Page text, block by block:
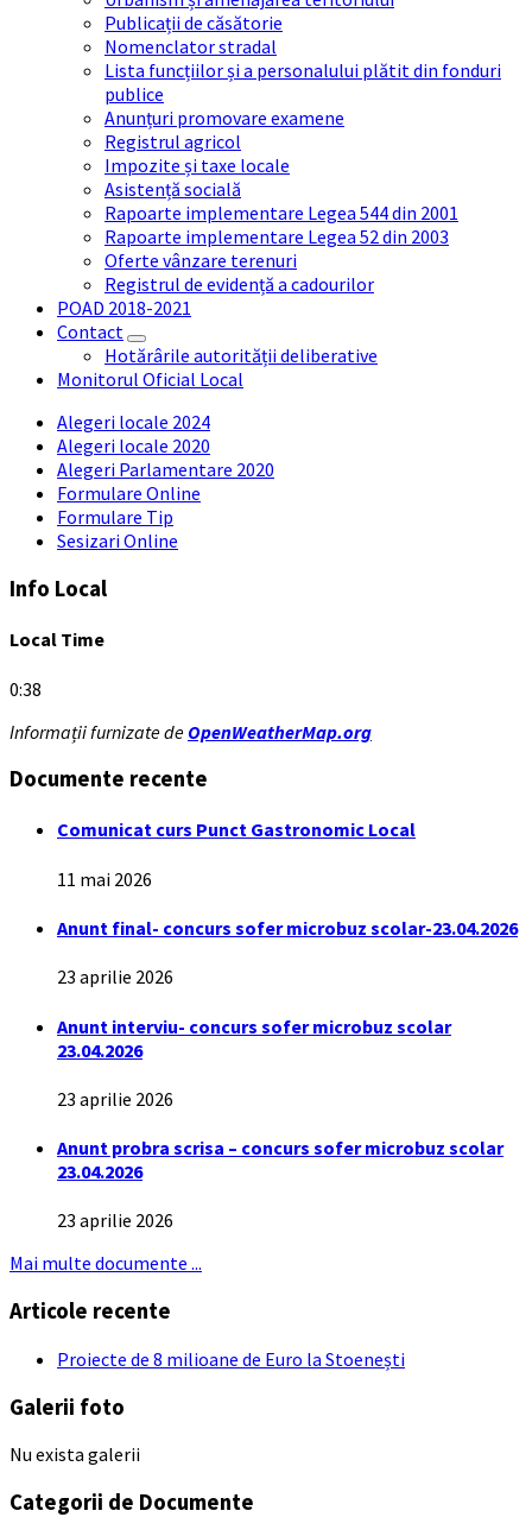
Publicații de căsătorie
Nomenclator stradal
Lista funcțiilor și a personalului plătit din fonduri
publice
Anunțuri promovare examene
Registrul agricol
Impozite și taxe locale
Asistență socială
Rapoarte implementare Legea 544 din 2001
Rapoarte implementare Legea 52 din 2003
Oferte vânzare terenuri
Registrul de evidență a cadourilor
POAD 2018-2021
Contact
Hotărârile autorității deliberative
Monitorul Oficial Local
Alegeri locale 2024
Alegeri locale 2020
Alegeri Parlamentare 2020
Formulare Online
Formulare Tip
Sesizari Online
Info Local
Local Time
0:38
Informații furnizate de OpenWeatherMap.org
Documente recente
Comunicat curs Punct Gastronomic Local
11 mai 2026
Anunt final- concurs sofer microbuz scolar-23.04.2026
23 aprilie 2026
Anunt interviu- concurs sofer microbuz scolar
23.04.2026
23 aprilie 2026
Anunt probra scrisa – concurs sofer microbuz scolar
23.04.2026
23 aprilie 2026
Mai multe documente ...
Articole recente
Proiecte de 8 milioane de Euro la Stoenești
Galerii foto
Nu exista galerii
Categorii de Documente